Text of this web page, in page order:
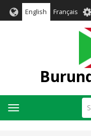
English Français
Toggle
navigation